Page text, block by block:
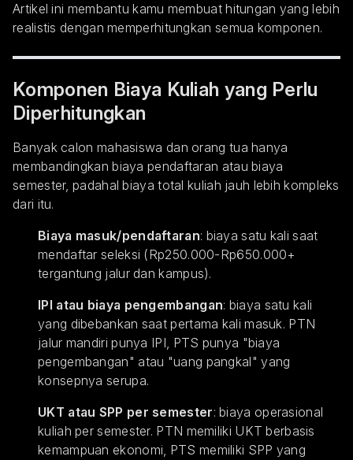
Artikel ini membantu kamu membuat hitungan yang lebih
realistis dengan memperhitungkan semua komponen.
Komponen Biaya Kuliah yang Perlu
Diperhitungkan
Banyak calon mahasiswa dan orang tua hanya
membandingkan biaya pendaftaran atau biaya
semester, padahal biaya total kuliah jauh lebih kompleks
dari itu.
Biaya masuk/pendaftaran: biaya satu kali saat
mendaftar seleksi (Rp250.000-Rp650.000+
tergantung jalur dan kampus).
IPI atau biaya pengembangan: biaya satu kali
yang dibebankan saat pertama kali masuk. PTN
jalur mandiri punya IPI, PTS punya "biaya
pengembangan" atau "uang pangkal" yang
konsepnya serupa.
UKT atau SPP per semester: biaya operasional
kuliah per semester. PTN memiliki UKT berbasis
kemampuan ekonomi, PTS memiliki SPP yang